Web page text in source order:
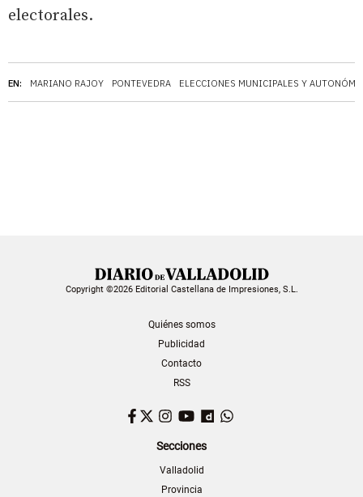
EN: MARIANO RAJOY PONTEVEDRA ELECCIONES MUNICIPALES Y
electorales.
Copyright ©2026 Editorial Castellana de Impresiones, S.L.
Quiénes somos
Publicidad
Contacto
RSS
Facebook
TwitterInstagram
YouTubeDailymotion
Secciones
Valladolid
Provincia